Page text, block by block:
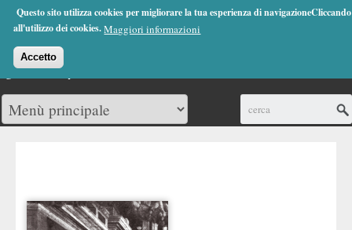
Questo sito utilizza cookies per migliorare la tua esperienza di
all'utilizzo dei cookies. Maggiori informazioni
Accetto
Jump to Navigation
(0)